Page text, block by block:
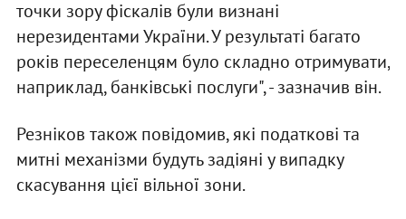
точки зору фіскалів були визнані
нерезидентами України. У результаті багато
років переселенцям було складно отримувати,
наприклад, банківські послуги", - зазначив він.
Резніков також повідомив, які податкові та
митні механізми будуть задіяні у випадку
скасування цієї вільної зони.